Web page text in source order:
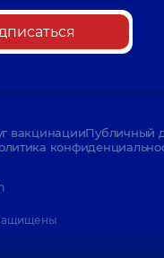
вакцинацииПубличный